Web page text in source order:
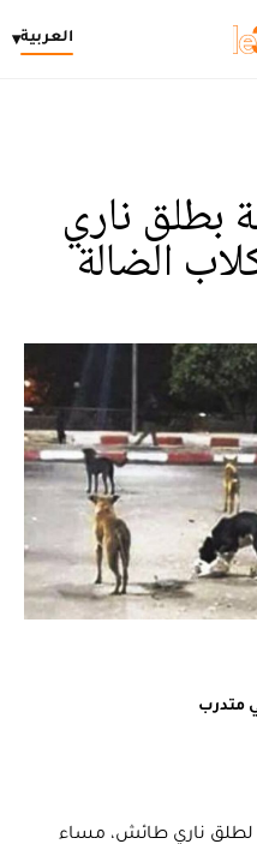
العربية▾
بطلق ناري
الضالة
متدرب
(8 سنوات) لطلق ناري طائش، مساء